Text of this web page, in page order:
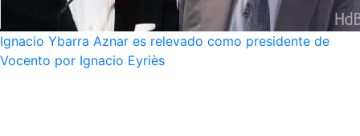
Ignacio Ybarra Aznar es relevado como presidente de
Vocento por Ignacio Eyriès